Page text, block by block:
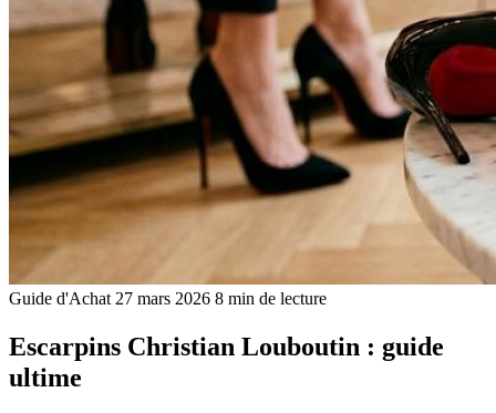
Guide d'Achat 27 mars 2026 8 min de lecture
Escarpins Christian Louboutin : guide
ultime